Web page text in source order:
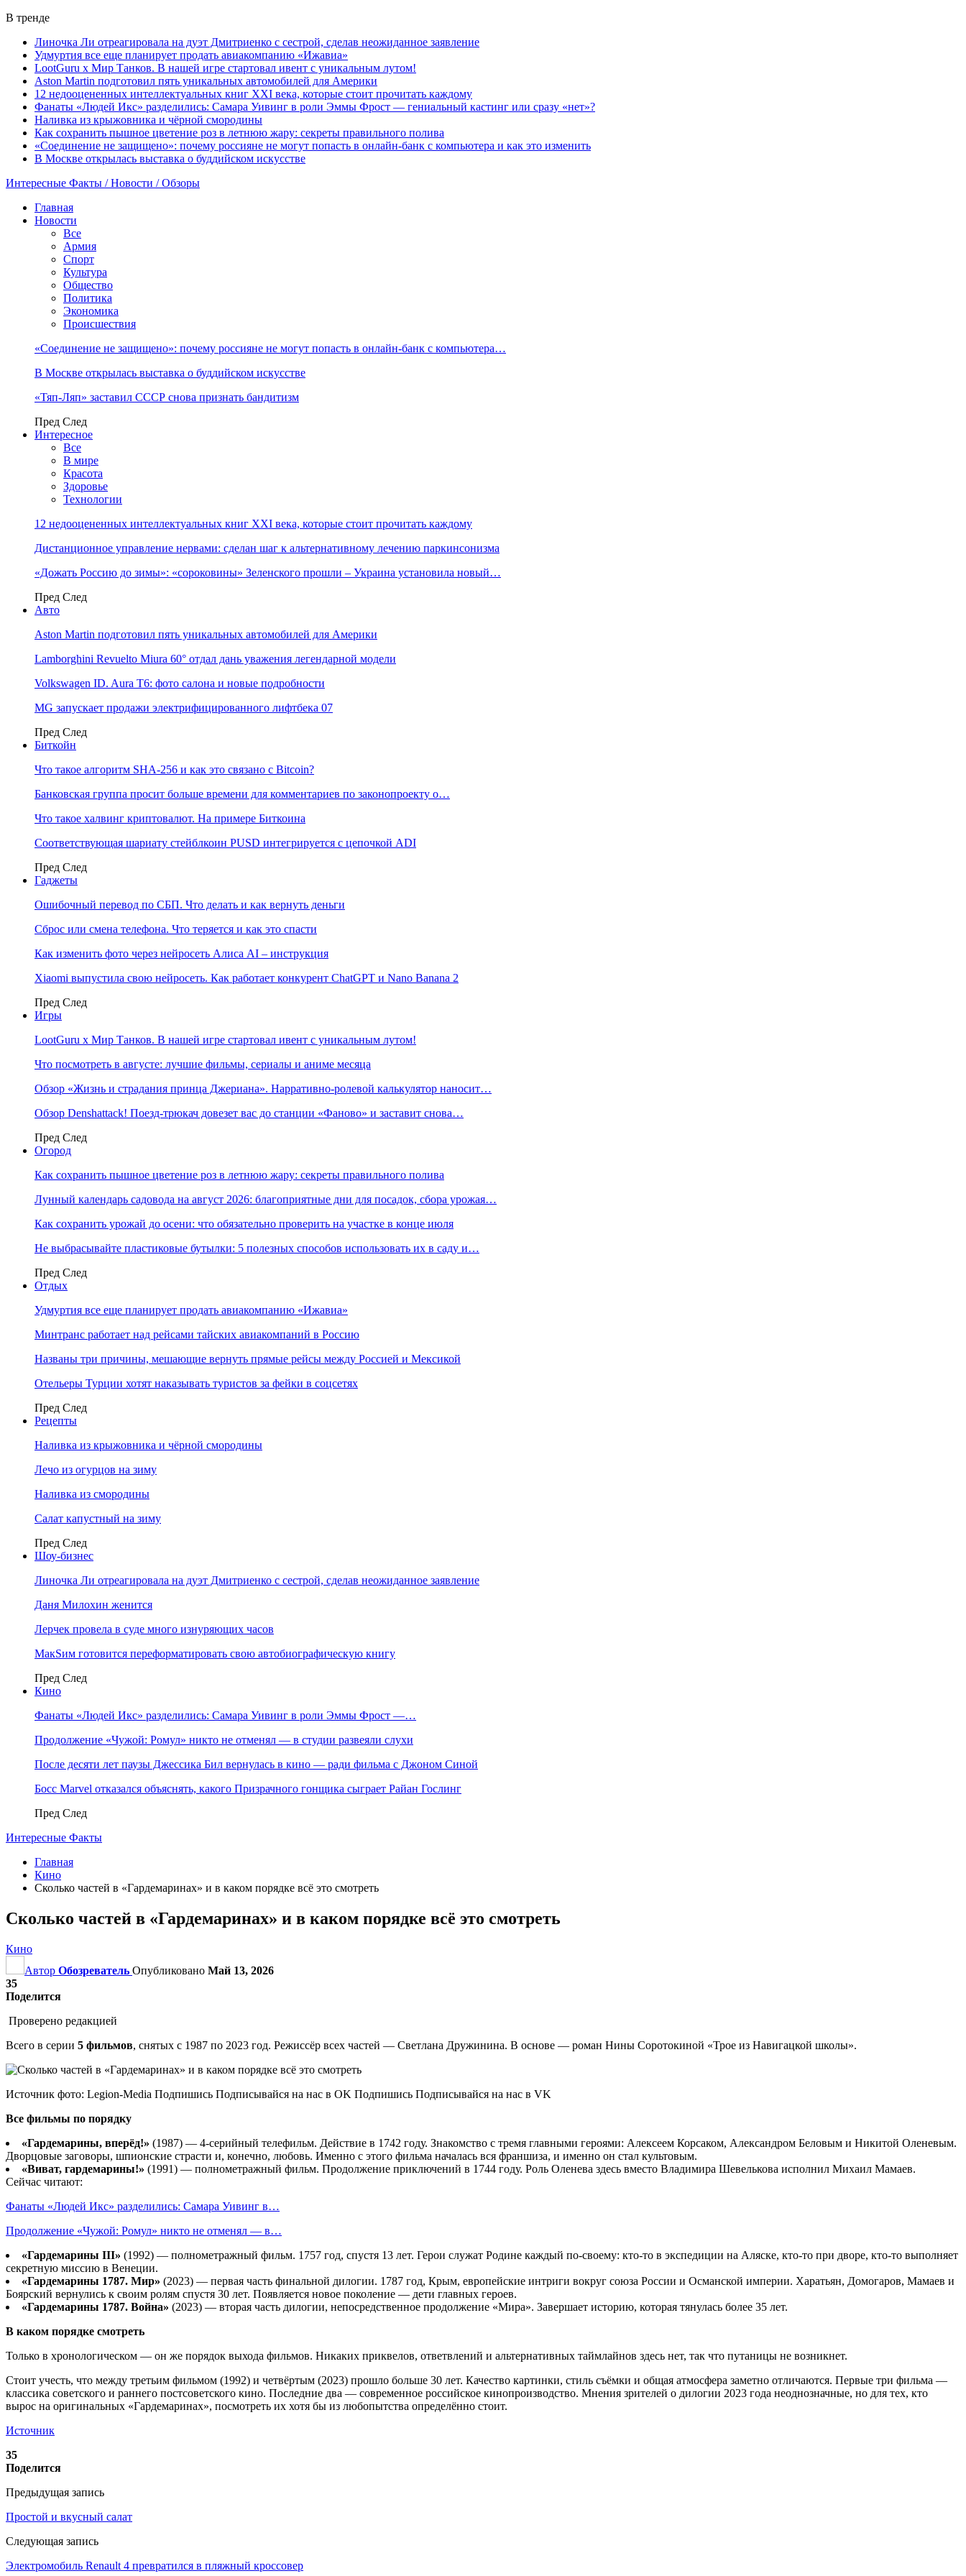
В тренде
Линочка Ли отреагировала на дуэт Дмитриенко с сестрой, сделав неожиданное заявление
Удмуртия все еще планирует продать авиакомпанию «Ижавиа»
LootGuru x Мир Танков. В нашей игре стартовал ивент с уникальным лутом!
Aston Martin подготовил пять уникальных автомобилей для Америки
12 недооцененных интеллектуальных книг XXI века, которые стоит прочитать каждому
Фанаты «Людей Икс» разделились: Самара Уивинг в роли Эммы Фрост — гениальный кастинг или сразу «нет»?
Наливка из крыжовника и чёрной смородины
Как сохранить пышное цветение роз в летнюю жару: секреты правильного полива
«Соединение не защищено»: почему россияне не могут попасть в онлайн-банк с компьютера и как это изменить
В Москве открылась выставка о буддийском искусстве
Интересные Факты / Новости / Обзоры
Главная
Новости
Все
Армия
Спорт
Культура
Общество
Политика
Экономика
Происшествия
«Соединение не защищено»: почему россияне не могут попасть в онлайн-банк с компьютера…
В Москве открылась выставка о буддийском искусстве
«Тяп-Ляп» заставил СССР снова признать бандитизм
Пред След
Интересное
Все
В мире
Красота
Здоровье
Технологии
12 недооцененных интеллектуальных книг XXI века, которые стоит прочитать каждому
Дистанционное управление нервами: сделан шаг к альтернативному лечению паркинсонизма
«Дожать Россию до зимы»: «сороковины» Зеленского прошли – Украина установила новый…
Пред След
Авто
Aston Martin подготовил пять уникальных автомобилей для Америки
Lamborghini Revuelto Miura 60° отдал дань уважения легендарной модели
Volkswagen ID. Aura T6: фото салона и новые подробности
MG запускает продажи электрифицированного лифтбека 07
Пред След
Биткойн
Что такое алгоритм SHA-256 и как это связано с Bitcoin?
Банковская группа просит больше времени для комментариев по законопроекту о…
Что такое халвинг криптовалют. На примере Биткоина
Соответствующая шариату стейблкоин PUSD интегрируется с цепочкой ADI
Пред След
Гаджеты
Ошибочный перевод по СБП. Что делать и как вернуть деньги
Сброс или смена телефона. Что теряется и как это спасти
Как изменить фото через нейросеть Алиса AI – инструкция
Xiaomi выпустила свою нейросеть. Как работает конкурент ChatGPT и Nano Banana 2
Пред След
Игры
LootGuru x Мир Танков. В нашей игре стартовал ивент с уникальным лутом!
Что посмотреть в августе: лучшие фильмы, сериалы и аниме месяца
Обзор «Жизнь и страдания принца Джериана». Нарративно-ролевой калькулятор наносит…
Обзор Denshattack! Поезд-трюкач довезет вас до станции «Фаново» и заставит снова…
Пред След
Огород
Как сохранить пышное цветение роз в летнюю жару: секреты правильного полива
Лунный календарь садовода на август 2026: благоприятные дни для посадок, сбора урожая…
Как сохранить урожай до осени: что обязательно проверить на участке в конце июля
Не выбрасывайте пластиковые бутылки: 5 полезных способов использовать их в саду и…
Пред След
Отдых
Удмуртия все еще планирует продать авиакомпанию «Ижавиа»
Минтранс работает над рейсами тайских авиакомпаний в Россию
Названы три причины, мешающие вернуть прямые рейсы между Россией и Мексикой
Отельеры Турции хотят наказывать туристов за фейки в соцсетях
Пред След
Рецепты
Наливка из крыжовника и чёрной смородины
Лечо из огурцов на зиму
Наливка из смородины
Салат капустный на зиму
Пред След
Шоу-бизнес
Линочка Ли отреагировала на дуэт Дмитриенко с сестрой, сделав неожиданное заявление
Даня Милохин женится
Лерчек провела в суде много изнуряющих часов
МакSим готовится переформатировать свою автобиографическую книгу
Пред След
Кино
Фанаты «Людей Икс» разделились: Самара Уивинг в роли Эммы Фрост —…
Продолжение «Чужой: Ромул» никто не отменял — в студии развеяли слухи
После десяти лет паузы Джессика Бил вернулась в кино — ради фильма с Джоном Синой
Босс Marvel отказался объяснять, какого Призрачного гонщика сыграет Райан Гослинг
Пред След
Интересные Факты
Главная
Кино
Сколько частей в «Гардемаринах» и в каком порядке всё это смотреть
Сколько частей в «Гардемаринах» и в каком порядке всё это смотреть
Кино
Автор Обозреватель Опубликовано Май 13, 2026
35
Поделится
Проверено редакцией
Всего в серии 5 фильмов, снятых с 1987 по 2023 год. Режиссёр всех частей — Светлана Дружинина. В основе — роман Нины Соротокиной «Трое из Навигацкой школы».
Источник фото: Legion-Media Подпишись Подписывайся на нас в OK Подпишись Подписывайся на нас в VK
Все фильмы по порядку
«Гардемарины, вперёд!» (1987) — 4-серийный телефильм. Действие в 1742 году. Знакомство с тремя главными героями: Алексеем Корсаком, Александром Беловым и Никитой Оленевым.
Дворцовые заговоры, шпионские страсти и, конечно, любовь. Именно с этого фильма началась вся франшиза, и именно он стал культовым.
«Виват, гардемарины!» (1991) — полнометражный фильм. Продолжение приключений в 1744 году. Роль Оленева здесь вместо Владимира Шевелькова исполнил Михаил Мамаев.
Сейчас читают:
Фанаты «Людей Икс» разделились: Самара Уивинг в…
Продолжение «Чужой: Ромул» никто не отменял — в…
«Гардемарины III» (1992) — полнометражный фильм. 1757 год, спустя 13 лет. Герои служат Родине каждый по-своему: кто-то в экспедиции на Аляске, кто-то при дворе, кто-то выполняет
секретную миссию в Венеции.
«Гардемарины 1787. Мир» (2023) — первая часть финальной дилогии. 1787 год, Крым, европейские интриги вокруг союза России и Османской империи. Харатьян, Домогаров, Мамаев и
Боярский вернулись к своим ролям спустя 30 лет. Появляется новое поколение — дети главных героев.
«Гардемарины 1787. Война» (2023) — вторая часть дилогии, непосредственное продолжение «Мира». Завершает историю, которая тянулась более 35 лет.
В каком порядке смотреть
Только в хронологическом — он же порядок выхода фильмов. Никаких приквелов, ответвлений и альтернативных таймлайнов здесь нет, так что путаницы не возникнет.
Стоит учесть, что между третьим фильмом (1992) и четвёртым (2023) прошло больше 30 лет. Качество картинки, стиль съёмки и общая атмосфера заметно отличаются. Первые три фильма —
классика советского и раннего постсоветского кино. Последние два — современное российское кинопроизводство. Мнения зрителей о дилогии 2023 года неоднозначные, но для тех, кто
вырос на оригинальных «Гардемаринах», посмотреть их хотя бы из любопытства определённо стоит.
Источник
35
Поделится
Предыдущая запись
Простой и вкусный салат
Следующая запись
Электромобиль Renault 4 превратился в пляжный кроссовер